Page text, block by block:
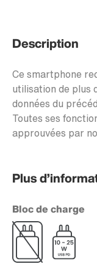
Description
Ce smartphone
utilisation de plus
données du
Toutes ses
approuvées par
Plus
Bloc de charge